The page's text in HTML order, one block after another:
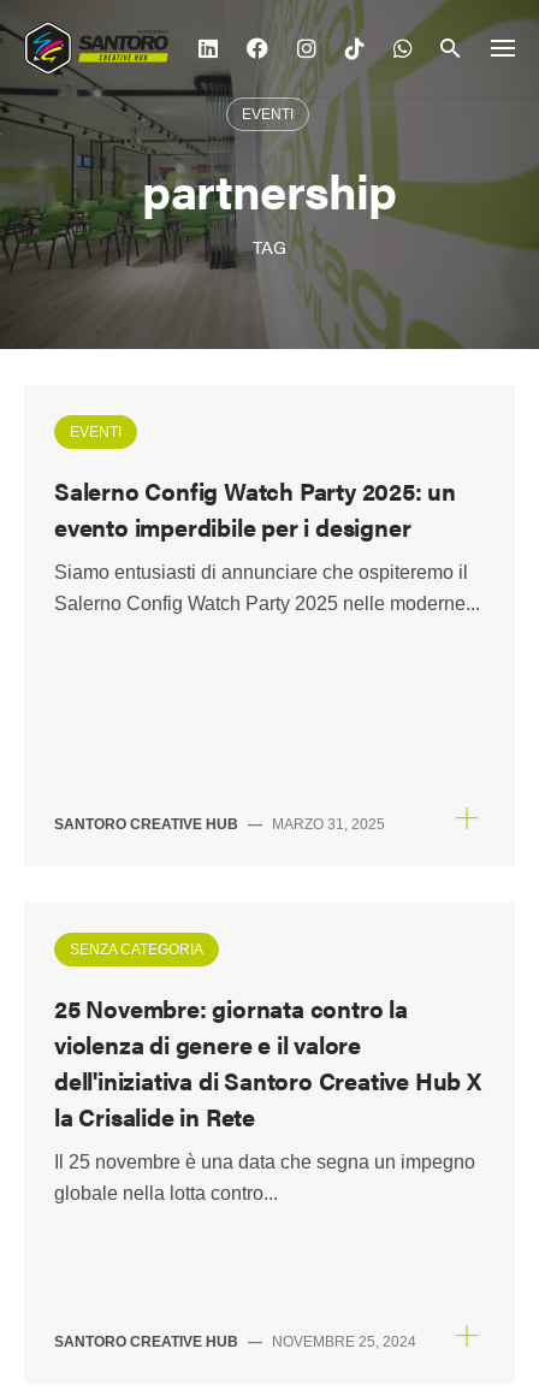
al
contenuto
EVENTI
partnership
TAG
EVENTI
Salerno Config Watch Party 2025: un
evento imperdibile per i designer
Siamo entusiasti di annunciare che ospiteremo il
Salerno Config Watch Party 2025 nelle moderne...
SANTORO CREATIVE HUB — MARZO 31, 2025
SENZA CATEGORIA
25 Novembre: giornata contro la
violenza di genere e il valore
dell'iniziativa di Santoro Creative Hub X
la Crisalide in Rete
Il 25 novembre è una data che segna un impegno
globale nella lotta contro...
SANTORO CREATIVE HUB — NOVEMBRE 25, 2024